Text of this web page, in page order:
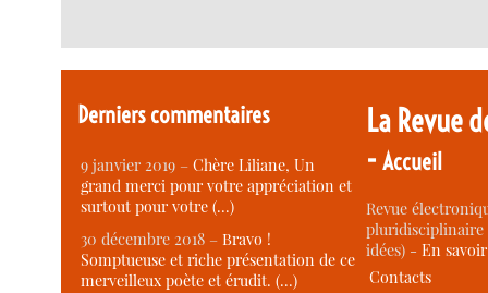
Derniers commentaires
9 janvier 2019 –Chère Liliane, Un
grand merci pour votre appréciation et
surtout pour votre (…)
30 décembre 2018 –Bravo !
Somptueuse et riche présentation de ce
merveilleux poète et érudit. (…)
La Revue
-Accueil
Revue
idées) -En
Contacts